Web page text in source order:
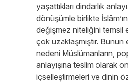
yaşattıkları dindarlık
dönüşümle birlikte
değişmez niteliğini temsil
çok uzaklaşmıştır. Bunun
nedeni Müslümanların,
anlayışına teslim olarak
içselleştirmeleri ve dinin